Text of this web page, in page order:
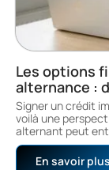
Les options
alternance :
Signer un crédit
voilà une
alternant peut
En savoir plus